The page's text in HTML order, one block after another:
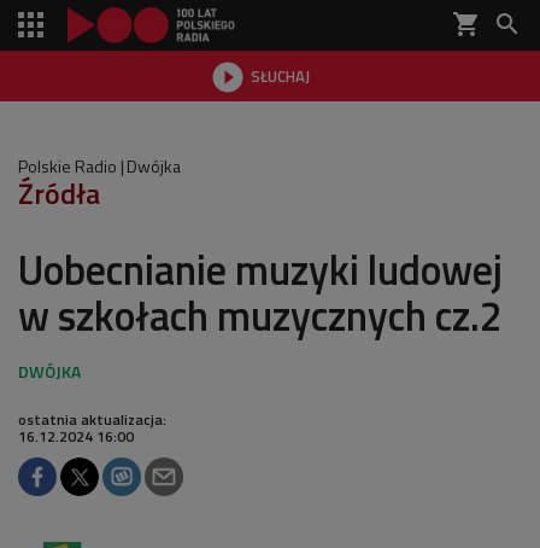
shopping_cart 
 SŁUCHAJ

Polskie Radio Dwójka
Źródła
Uobecnianie muzyki ludowej
w szkołach muzycznych cz.2
ostatnia aktualizacja:
16.12.2024 16:00